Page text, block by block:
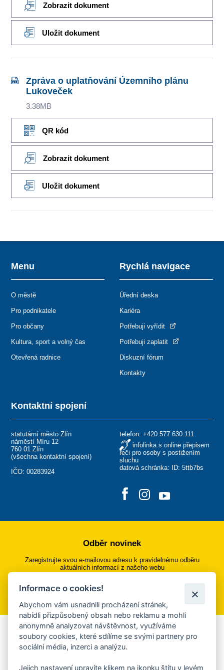
Zobrazit dokument
Uložit dokument
Zpráva o uplatňování Územního plánu
Lukoveček
3.38MB
QR kód
Zobrazit dokument
Uložit dokument
Kontaktní spojení
statutární město Zlín
náměstí Míru 12
760 01 Zlín
(všechna kontaktní spojení)
IČO: 00283924
telefon: +420 577 630 111
infolinka s online přepisem
řeči pro osoby s postižením
sluchu
datová schránka: ID: 5ttb7bs
Menu
O městě
Pro podnikatele
Pro občany
Kultura, sport a volný čas
Otevřená radnice
Rychlá navigace
Úřední deska
Kariéra
Potřebuji vyřídit
Potřebuji zaplatit
Diskuzní fórum
Kontakty
Odběr novinek
Zaregistrujte svou e-mailovou adresu k pravidelnému odběru
aktuálních informací z našeho webu
Přihlásit se k odběru
Aplikace Mobilní rozhlas
Chcete dostávat do svého mobilu či mailu upozornění na
ankety, pozvánky na kulturní a sportovní akce?
Informace o cookies!
Abychom vám usnadnili procházení stránek,
nabídli přizpůsobený obsah nebo reklamu a mohli
anonymně analyzovat návštěvnost, využíváme
soubory cookies, které sdílíme se svými partnery pro
sociální média, inzerci a analýzu.
Jejich nastavení upravíte klikem na ikonku štítu v levém